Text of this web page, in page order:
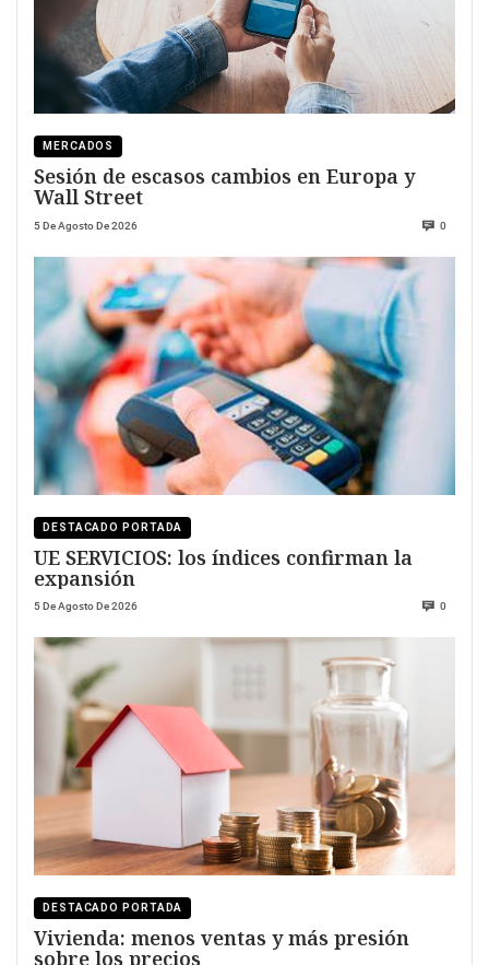
MERCADOS
Sesión de escasos cambios en Europa y
Wall Street
5 De Agosto De 2026 0
DESTACADO PORTADA
UE SERVICIOS: los índices confirman la
expansión
5 De Agosto De 2026 0
DESTACADO PORTADA
Vivienda: menos ventas y más presión
sobre los precios